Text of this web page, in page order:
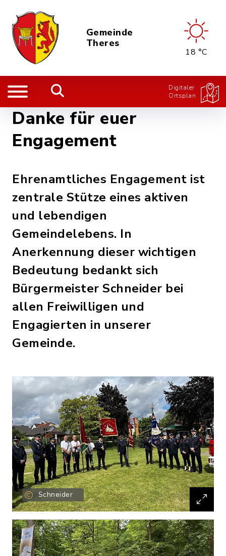
Gemeinde
Theres
18 °C
Digitaler
Ortsplan
Danke für euer
Engagement
Ehrenamtliches Engagement ist
zentrale Stütze eines aktiven
und lebendigen
Gemeindelebens. In
Anerkennung dieser wichtigen
Bedeutung bedankt sich
Bürgermeister Schneider bei
allen Freiwilligen und
Engagierten in unserer
Gemeinde.
Schneider